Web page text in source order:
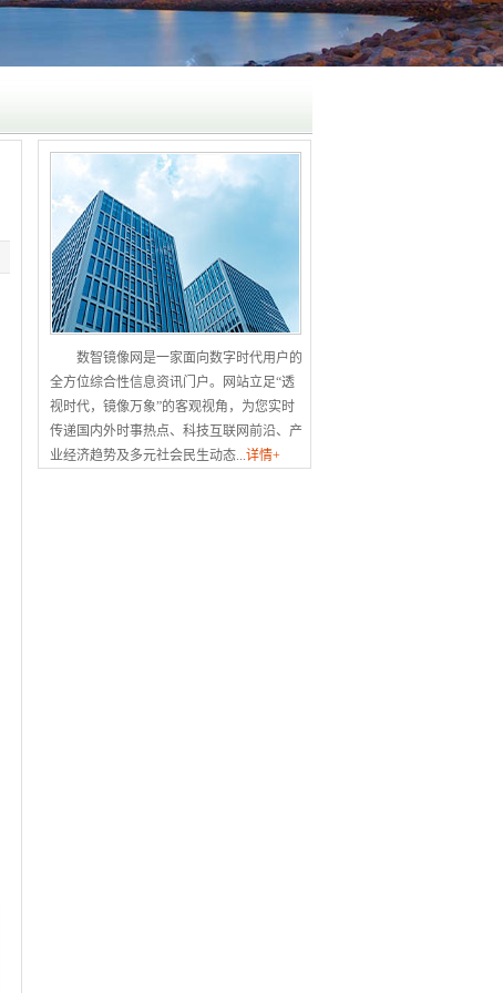
数智镜像网是一家面向数字时代用户的
全方位综合性信息资讯门户。网站立足“透
视时代，镜像万象”的客观视角，为您实时
传递国内外时事热点、科技互联网前沿、产
业经济趋势及多元社会民生动态... 详情+